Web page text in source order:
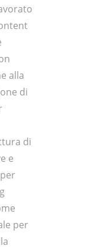
alla
di
di
e
per